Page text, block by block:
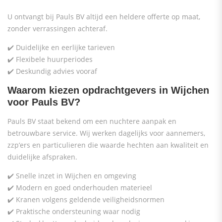
U ontvangt bij Pauls BV altijd een heldere offerte op maat,
zonder verrassingen achteraf.
✔️ Duidelijke en eerlijke tarieven
✔️ Flexibele huurperiodes
✔️ Deskundig advies vooraf
Waarom kiezen opdrachtgevers in Wijchen
voor Pauls BV?
Pauls BV staat bekend om een nuchtere aanpak en
betrouwbare service. Wij werken dagelijks voor aannemers,
zzp’ers en particulieren die waarde hechten aan kwaliteit en
duidelijke afspraken.
✔️ Snelle inzet in Wijchen en omgeving
✔️ Modern en goed onderhouden materieel
✔️ Kranen volgens geldende veiligheidsnormen
✔️ Praktische ondersteuning waar nodig